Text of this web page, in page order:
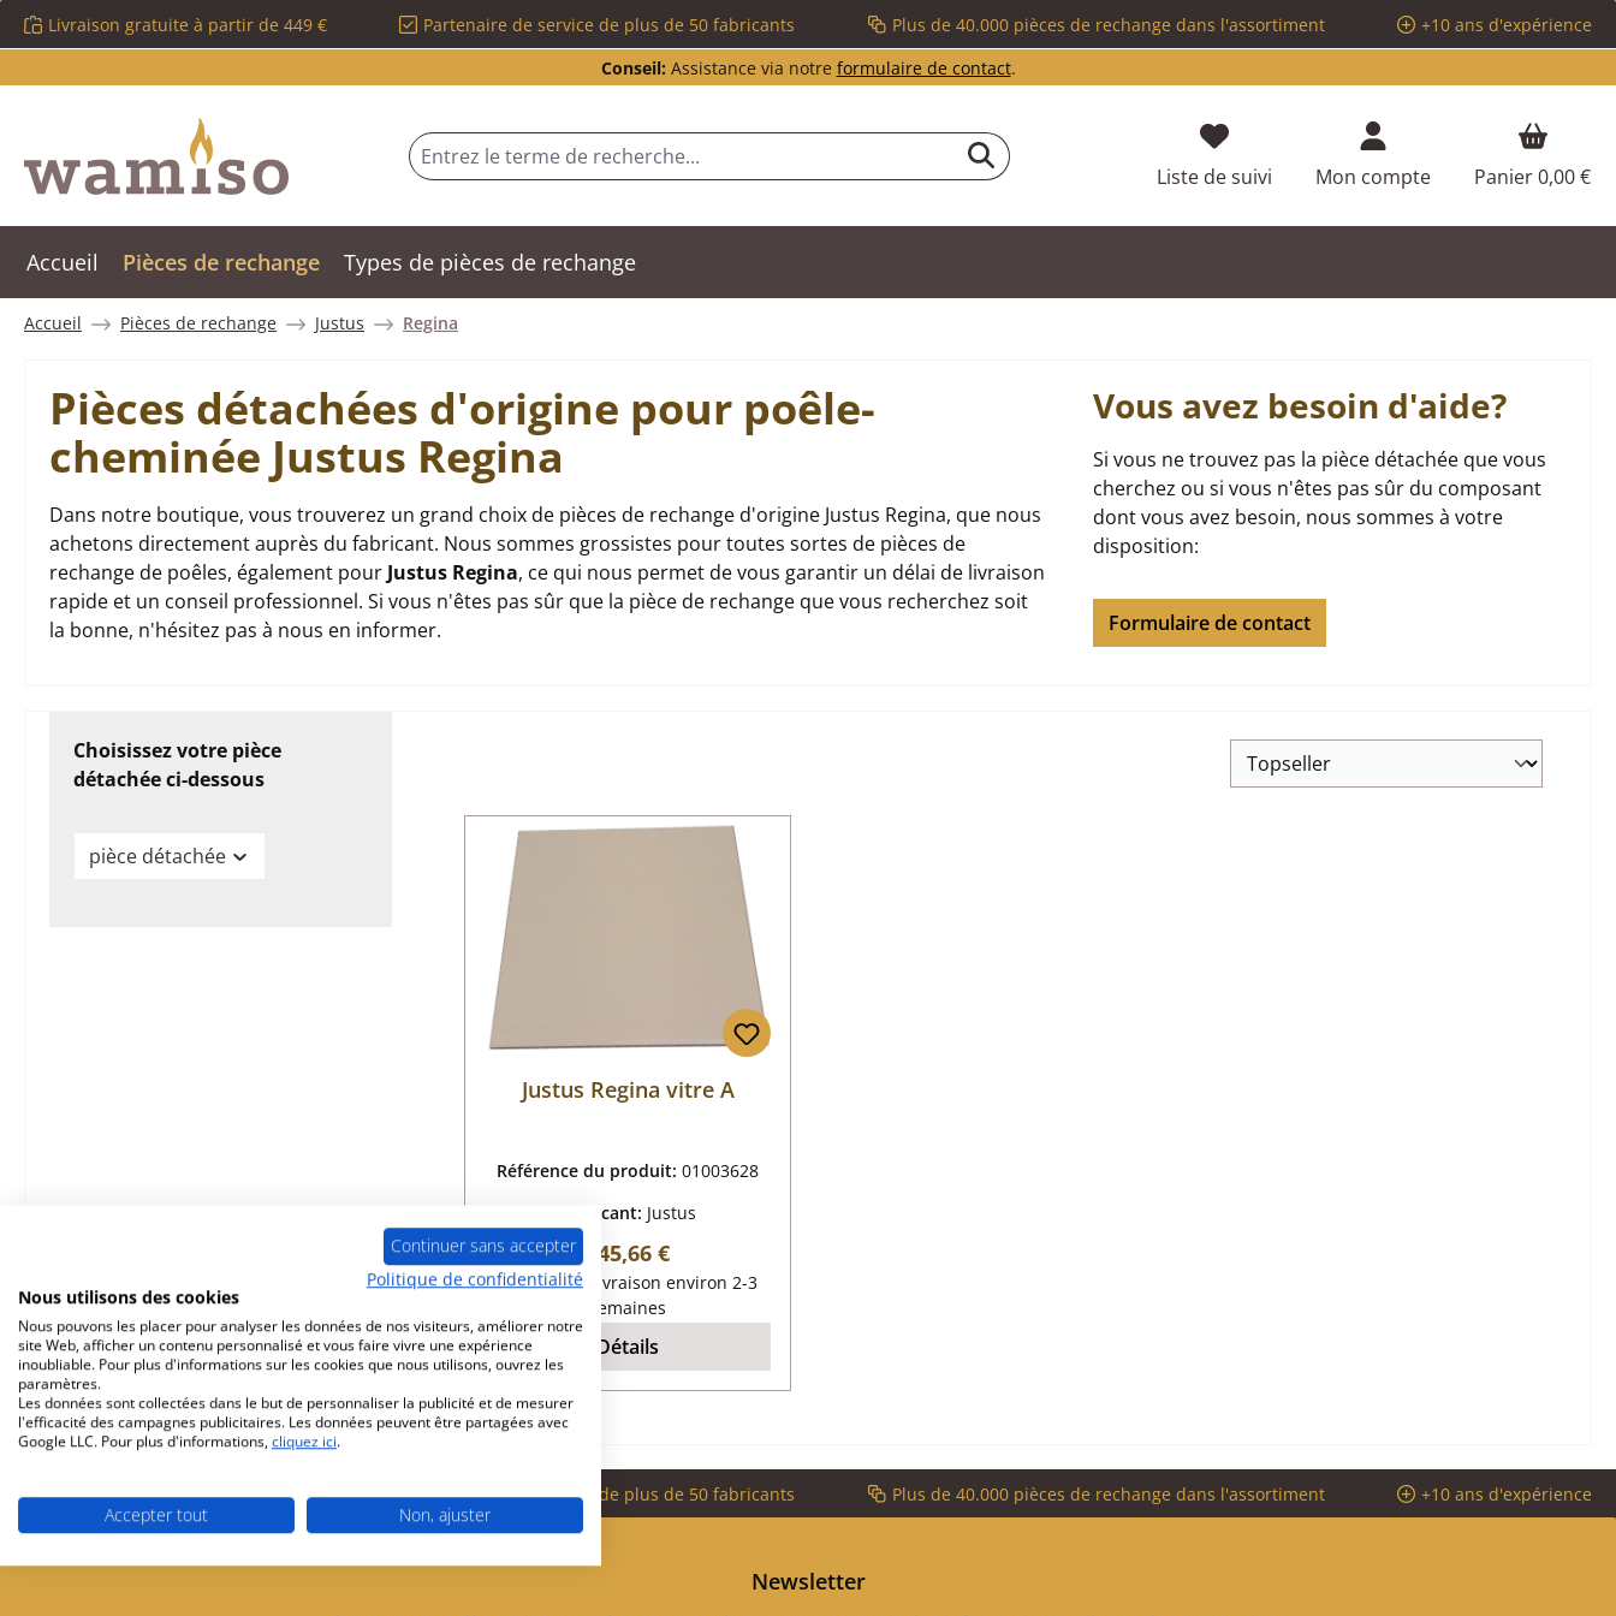
au contenu principal
Passer à la recherche
Passer à la navigation principale
Livraison gratuite à partir de 449 € Partenaire de service de plus de 50 fabricants Plus de 40.000 pièces de rechange dans l'assortiment
+10 ans d'expérience
Conseil: Assistance via notre formulaire de contact.
Liste de suivi Vous avez 0 articles dans votre liste
Mon compte Panier0,00 €
Accueil Pièces de rechange Types de pièces de rechange
Accueil Pièces de rechange Justus Regina
Pièces détachées d'origine pour poêle-
cheminée Justus Regina
Dans notre boutique, vous trouverez un grand choix de pièces de rechange d'origine Justus Regina, que nous
achetons directement auprès du fabricant. Nous sommes grossistes pour toutes sortes de pièces de
rechange de poêles, également pour Justus Regina, ce qui nous permet de vous garantir un délai de livraison
rapide et un conseil professionnel. Si vous n'êtes pas sûr que la pièce de rechange que vous recherchez soit
la bonne, n'hésitez pas à nous en informer.
Vous avez besoin d'aide?
Si vous ne trouvez pas la pièce détachée que vous
cherchez ou si vous n'êtes pas sûr du composant
dont vous avez besoin, nous sommes à votre
disposition:
Formulaire de contact
Choisissez votre pièce
détachée ci-dessous
pièce détachée
Justus Regina vitre A
Référence du produit:01003628
Fabricant: Justus
Prix régulier :
145,66 €
Délai de livraison environ 2-3
semaines
Détails
Livraison gratuite à partir de 449 € Partenaire de service de plus de 50 fabricants Plus de 40.000 pièces de rechange dans l'assortiment +10 ans d'expérience
Newsletter
Continuer sans accepter
Politique de confidentialité
Nous utilisons des cookies
Nous pouvons les placer pour analyser les données de nos visiteurs, améliorer notre
site Web, afficher un contenu personnalisé et vous faire vivre une expérience
inoubliable. Pour plus d'informations sur les cookies que nous utilisons, ouvrez les
paramètres.
Les données sont collectées dans le but de personnaliser la publicité et de mesurer
l'efficacité des campagnes publicitaires. Les données peuvent être partagées avec
Google LLC. Pour plus d'informations, cliquez ici.
Accepter tout Non, ajuster